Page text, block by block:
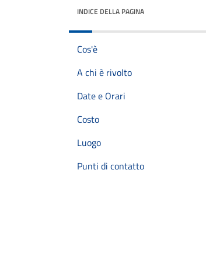
INDICE DELLA PAGINA
Cos'è
A chi è rivolto
Date e Orari
Costo
Luogo
Punti di contatto